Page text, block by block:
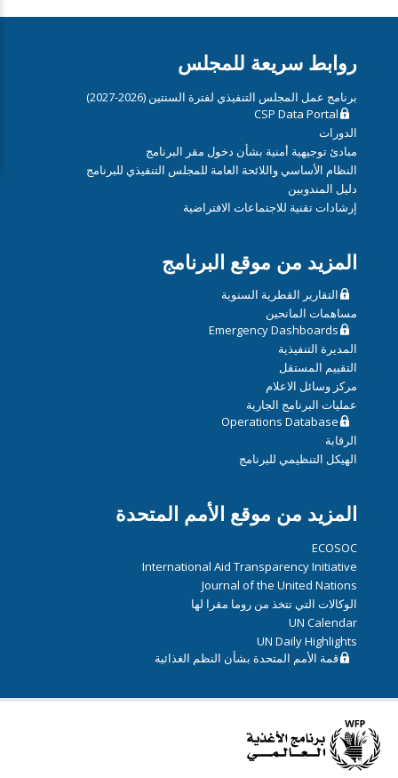
روابط سريعة للمجلس
برنامج عمل المجلس التنفيذي لفترة السنتين (2026-2027)
CSP Data Portal
الدورات
مبادئ توجيهية أمنية بشأن دخول مقر البرنامج
النظام الأساسي واللائحة العامة للمجلس التنفيذي للبرنامج
دليل المندوبين
إرشادات تقنية للاجتماعات الافتراضية
المزيد من موقع البرنامج
التقارير القطرية السنوية
مساهمات المانحين
Emergency Dashboards
المديرة التنفيذية
التقييم المستقل
مركز وسائل الاعلام
عمليات البرنامج الجارية
Operations Database
الرقابة
الهيكل التنظيمي للبرنامج
المزيد من موقع الأمم المتحدة
ECOSOC
International Aid Transparency Initiative
Journal of the United Nations
الوكالات التي تتخذ من روما مقرا لها
UN Calendar
UN Daily Highlights
قمة الأمم المتحدة بشأن النظم الغذائية